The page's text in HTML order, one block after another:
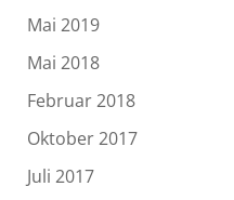
Mai 2019
Mai 2018
Februar 2018
Oktober 2017
Juli 2017